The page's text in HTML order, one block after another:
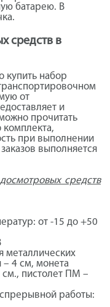
батарею. В
средств в
купить набор
от
и
прочитать
комплекта,
при выполнении
выполняется
средств
от -15 до +50
металлических
– 4 см, монета
см., пистолет ПМ –
работы: